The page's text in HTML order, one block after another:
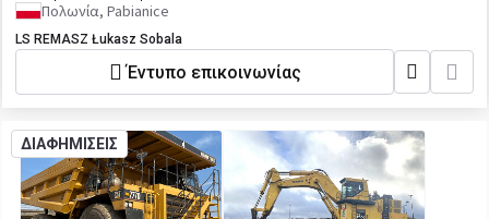
Πολωνία, Pabianice
LS REMASZ Łukasz Sobala
Έντυπο επικοινωνίας
ΔΙΑΦΗΜΙΣΕΙΣ